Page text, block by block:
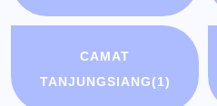
CAMAT
TANJUNGSIANG(1)